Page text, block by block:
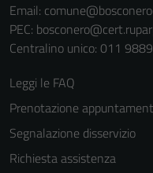
Email:
PEC:
Centralino unico: 011
Leggi le FAQ
Prenotazione
Segnalazione disservizio
Richiesta assistenza